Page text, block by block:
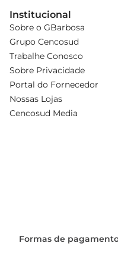
Institucional
Sobre o GBarbosa
Grupo Cencosud
Trabalhe Conosco
Sobre Privacidade
Portal do Fornecedor
Nossas Lojas
Cencosud Media
Formas de